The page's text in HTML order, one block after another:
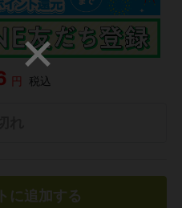
円 税込
に追加する